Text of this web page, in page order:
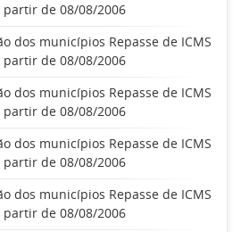
partir de 08/08/2006
dos municípios Repasse de ICMS
partir de 08/08/2006
dos municípios Repasse de ICMS
partir de 08/08/2006
dos municípios Repasse de ICMS
partir de 08/08/2006
dos municípios Repasse de ICMS
partir de 08/08/2006